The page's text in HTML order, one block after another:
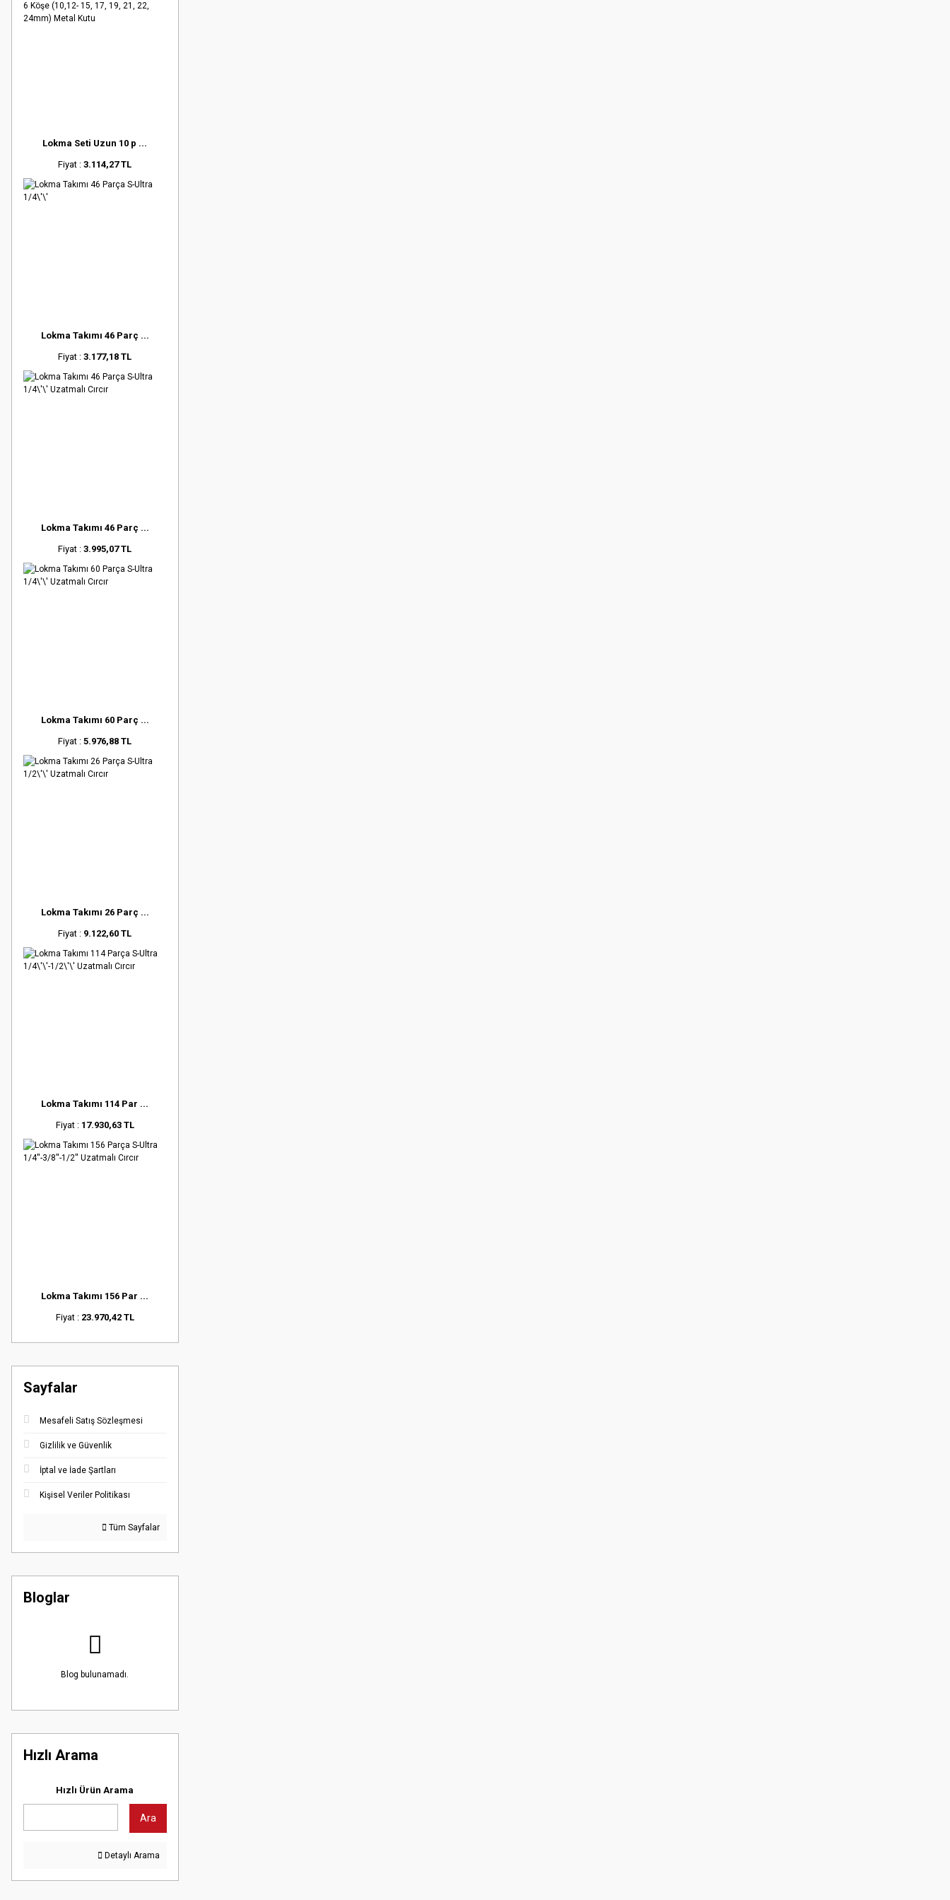
Lokma Seti Uzun 10 p ...
Fiyat :3.114,27 TL
Lokma Takımı 46 Parç ...
Fiyat :3.177,18 TL
Lokma Takımı 46 Parç ...
Fiyat :3.995,07 TL
Lokma Takımı 60 Parç ...
Fiyat :5.976,88 TL
Lokma Takımı 26 Parç ...
Fiyat : 9.122,60 TL
Lokma Takımı 114 Par ...
Fiyat : 17.930,63 TL
Lokma Takımı 156 Par ...
Fiyat : 23.970,42 TL
Sayfalar
Mesafeli Satış Sözleşmesi
Gizlilik ve Güvenlik
İptal ve İade Şartları
Kişisel Veriler Politikası
Tüm Sayfalar
Bloglar
Blog bulunamadı.
Hızlı Arama
Hızlı Ürün Arama
Ara
Detaylı Arama